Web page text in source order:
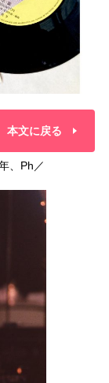
本文に戻る
、Ph／